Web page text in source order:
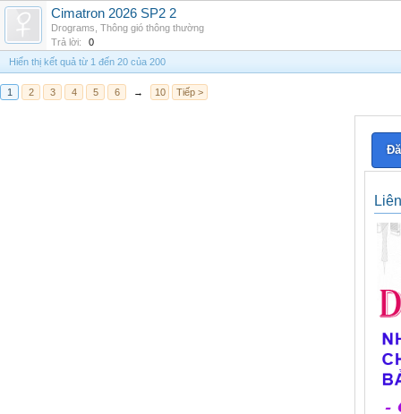
Cimatron 2026 SP2 2
Drograms Thông gió thông thường
Trả lời:
0
Hiển thị kết quả từ 1 đến 20 của 200
1 2 3 4 5 6 → 10 Tiếp >